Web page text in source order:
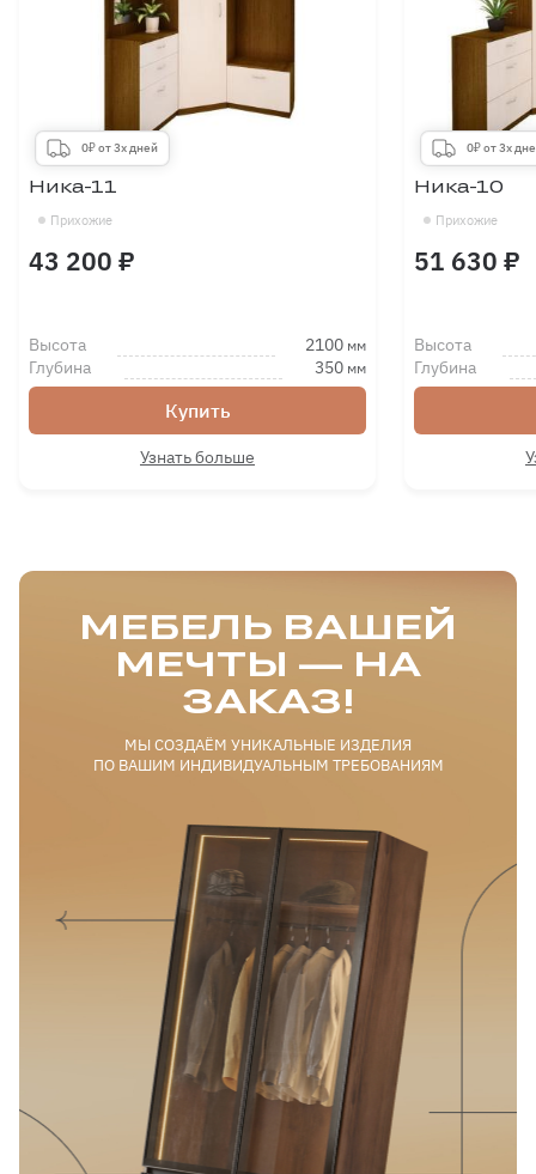
0₽ от 3х дней
Прихожие
Ника-11
43 200 ₽
Высота 2100 мм
Глубина 350 мм
Купить
Узнать больше
0₽ от 3х
Прихожие
Ника-10
51 630 ₽
Высота
Глубина
МЕБЕЛЬ ВАШЕЙ
МЕЧТЫ — НА
ЗАКАЗ!
МЫ СОЗДАЁМ УНИКАЛЬНЫЕ ИЗДЕЛИЯ
ПО ВАШИМ ИНДИВИДУАЛЬНЫМ ТРЕБОВАНИЯМ